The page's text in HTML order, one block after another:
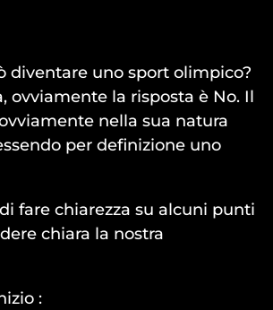
diventare uno sport olimpico?
ovviamente la risposta è No. Il
nella sua natura
per definizione uno
fare chiarezza su alcuni punti
chiara la nostra
: